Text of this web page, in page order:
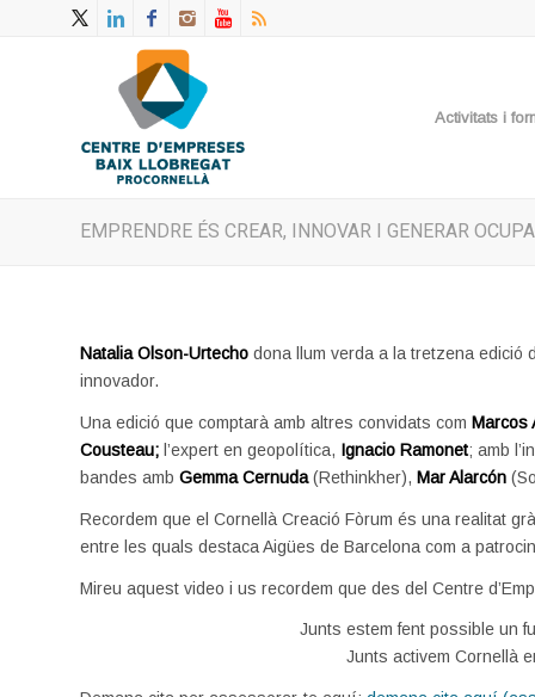
Activitats i
EMPRENDRE ÉS CREAR, INNOVAR I GENERAR
Natalia Olson-Urtecho dona llum verda a la tretzena edició
innovador.
Una edició que comptarà amb altres convidats com Marcos
Cousteau; l’expert en geopolítica, Ignacio Ramonet; amb
bandes amb Gemma Cernuda(Rethinkher), Mar Alarcón
Recordem que el Cornellà Creació Fòrum és una realitat
entre les quals destaca Aigües de Barcelona com a
Mireu aquest video i us recordem que des del Centre
Junts estem fent possible un
Junts activem Cornellà